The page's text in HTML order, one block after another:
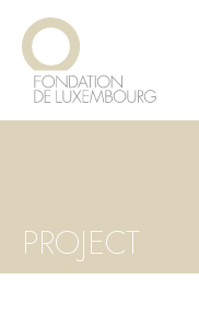
Aller
contenu
principal
PROJECT
Panneau de gestion